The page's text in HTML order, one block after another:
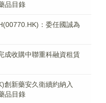
品目錄
：委任國誠為
成收購中聯重科融資租賃
創新藥安久衛續約納入
品目錄